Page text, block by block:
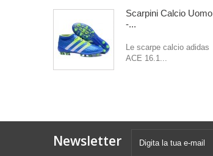
Scarpini Calcio Uomo
-...
Le scarpe calcio adidas
ACE 16.1...
Newsletter